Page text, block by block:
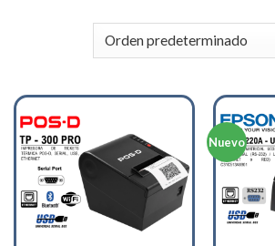
Nuevo